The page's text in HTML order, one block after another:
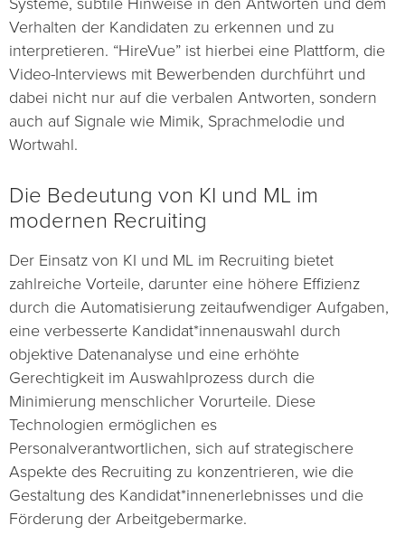
Verhalten der Kandidaten zu erkennen und zu
interpretieren. “HireVue” ist hierbei eine Plattform, die
Video-Interviews mit Bewerbenden durchführt und
dabei nicht nur auf die verbalen Antworten, sondern
auch auf Signale wie Mimik, Sprachmelodie und
Wortwahl.
Die Bedeutung von KI und ML im
modernen Recruiting
Der Einsatz von KI und ML im Recruiting bietet
zahlreiche Vorteile, darunter eine höhere Effizienz
durch die Automatisierung zeitaufwendiger Aufgaben,
eine verbesserte Kandidat*innenauswahl durch
objektive Datenanalyse und eine erhöhte
Gerechtigkeit im Auswahlprozess durch die
Minimierung menschlicher Vorurteile. Diese
Technologien ermöglichen es
Personalverantwortlichen, sich auf strategischere
Aspekte des Recruiting zu konzentrieren, wie die
Gestaltung des Kandidat*innenerlebnisses und die
Förderung der Arbeitgebermarke.